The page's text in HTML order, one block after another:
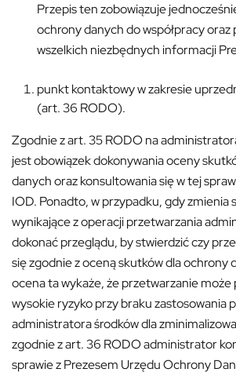
Przepis ten zobowiązuje
ochrony danych do współpracy oraz
wszelkich niezbędnych informacji
punkt kontaktowy w zakresie
(art. 36 RODO).
Zgodnie z art. 35 RODO na
jest obowiązek dokonywania oceny
danych oraz konsultowania się w tej
IOD. Ponadto, w przypadku, gdy zmienia
wynikające z operacji przetwarzania
dokonać przeglądu, by stwierdzić czy
się zgodnie z oceną skutków dla ochrony
ocena ta wykaże, że przetwarzanie
wysokie ryzyko przy braku zastosowania
administratora środków dla
zgodnie z art. 36 RODO administrator
sprawie z Prezesem Urzędu Ochrony